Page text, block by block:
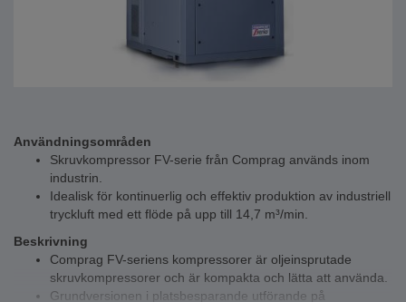
Användningsområden
Skruvkompressor FV-serie från Comprag används inom
industrin.
Idealisk för kontinuerlig och effektiv produktion av industriell
tryckluft med ett flöde på upp till 14,7 m³/min.
Beskrivning
Comprag FV-seriens kompressorer är oljeinsprutade
skruvkompressorer och är kompakta och lätta att använda.
Grundversionen i platsbesparande utförande på